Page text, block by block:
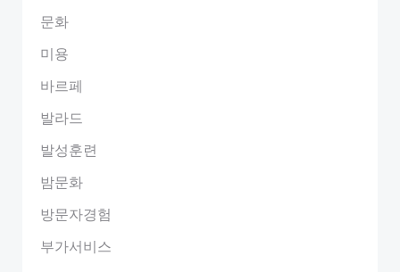
문화
미용
바르페
발라드
발성훈련
밤문화
방문자경험
부가서비스